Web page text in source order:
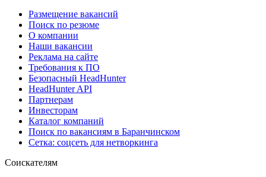
Размещение вакансий
Поиск по резюме
О компании
Наши вакансии
Реклама на сайте
Требования к ПО
Безопасный HeadHunter
HeadHunter API
Партнерам
Инвесторам
Каталог компаний
Поиск по вакансиям в Баранчинском
Сетка: соцсеть для нетворкинга
Соискателям